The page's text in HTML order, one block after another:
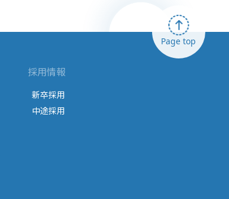
Page top
採用情報
新卒採用
中途採用